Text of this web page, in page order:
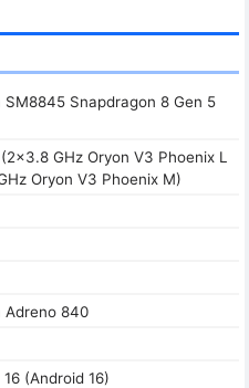
SM8845 Snapdragon 8 Gen 5
GHz Oryon V3 Phoenix L
Oryon V3 Phoenix M)
Adreno 840
(Android 16)